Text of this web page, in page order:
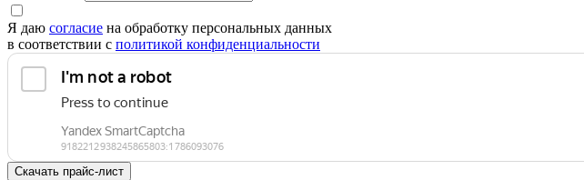
Я даю согласие на обработку персональных данных
в соответствии с политикой конфиденциальности